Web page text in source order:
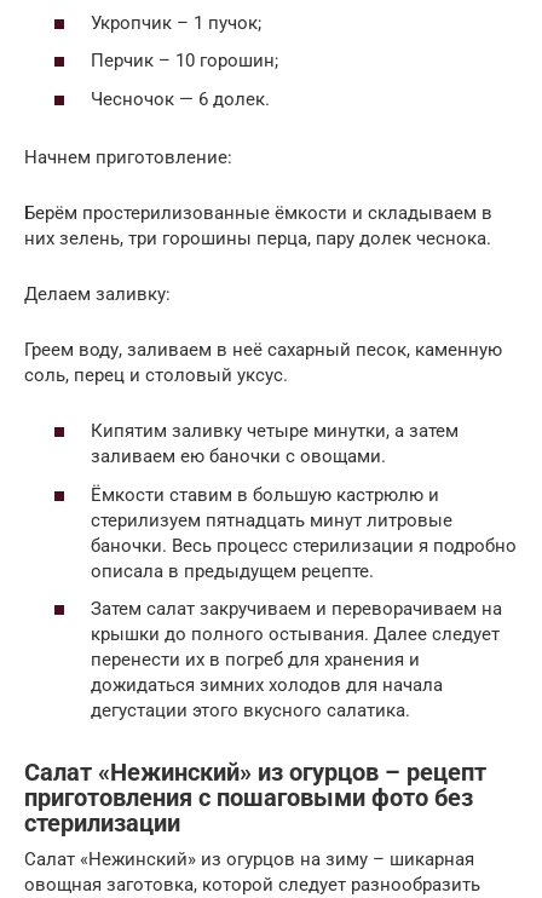
Укропчик – 1 пучок;
Перчик – 10 горошин;
Чесночок — 6 долек.
Начнем приготовление:
Берём простерилизованные ёмкости и складываем в
них зелень, три горошины перца, пару долек чеснока.
Делаем заливку:
Греем воду, заливаем в неё сахарный песок, каменную
соль, перец и столовый уксус.
Кипятим заливку четыре минутки, а затем
заливаем ею баночки с овощами.
Ёмкости ставим в большую кастрюлю и
стерилизуем пятнадцать минут литровые
баночки. Весь процесс стерилизации я подробно
описала в предыдущем рецепте.
Затем салат закручиваем и переворачиваем на
крышки до полного остывания. Далее следует
перенести их в погреб для хранения и
дожидаться зимних холодов для начала
дегустации этого вкусного салатика.
Салат «Нежинский» из огурцов – рецепт
приготовления с пошаговыми фото без
стерилизации
Салат «Нежинский» из огурцов на зиму – шикарная
овощная заготовка, которой следует разнообразить